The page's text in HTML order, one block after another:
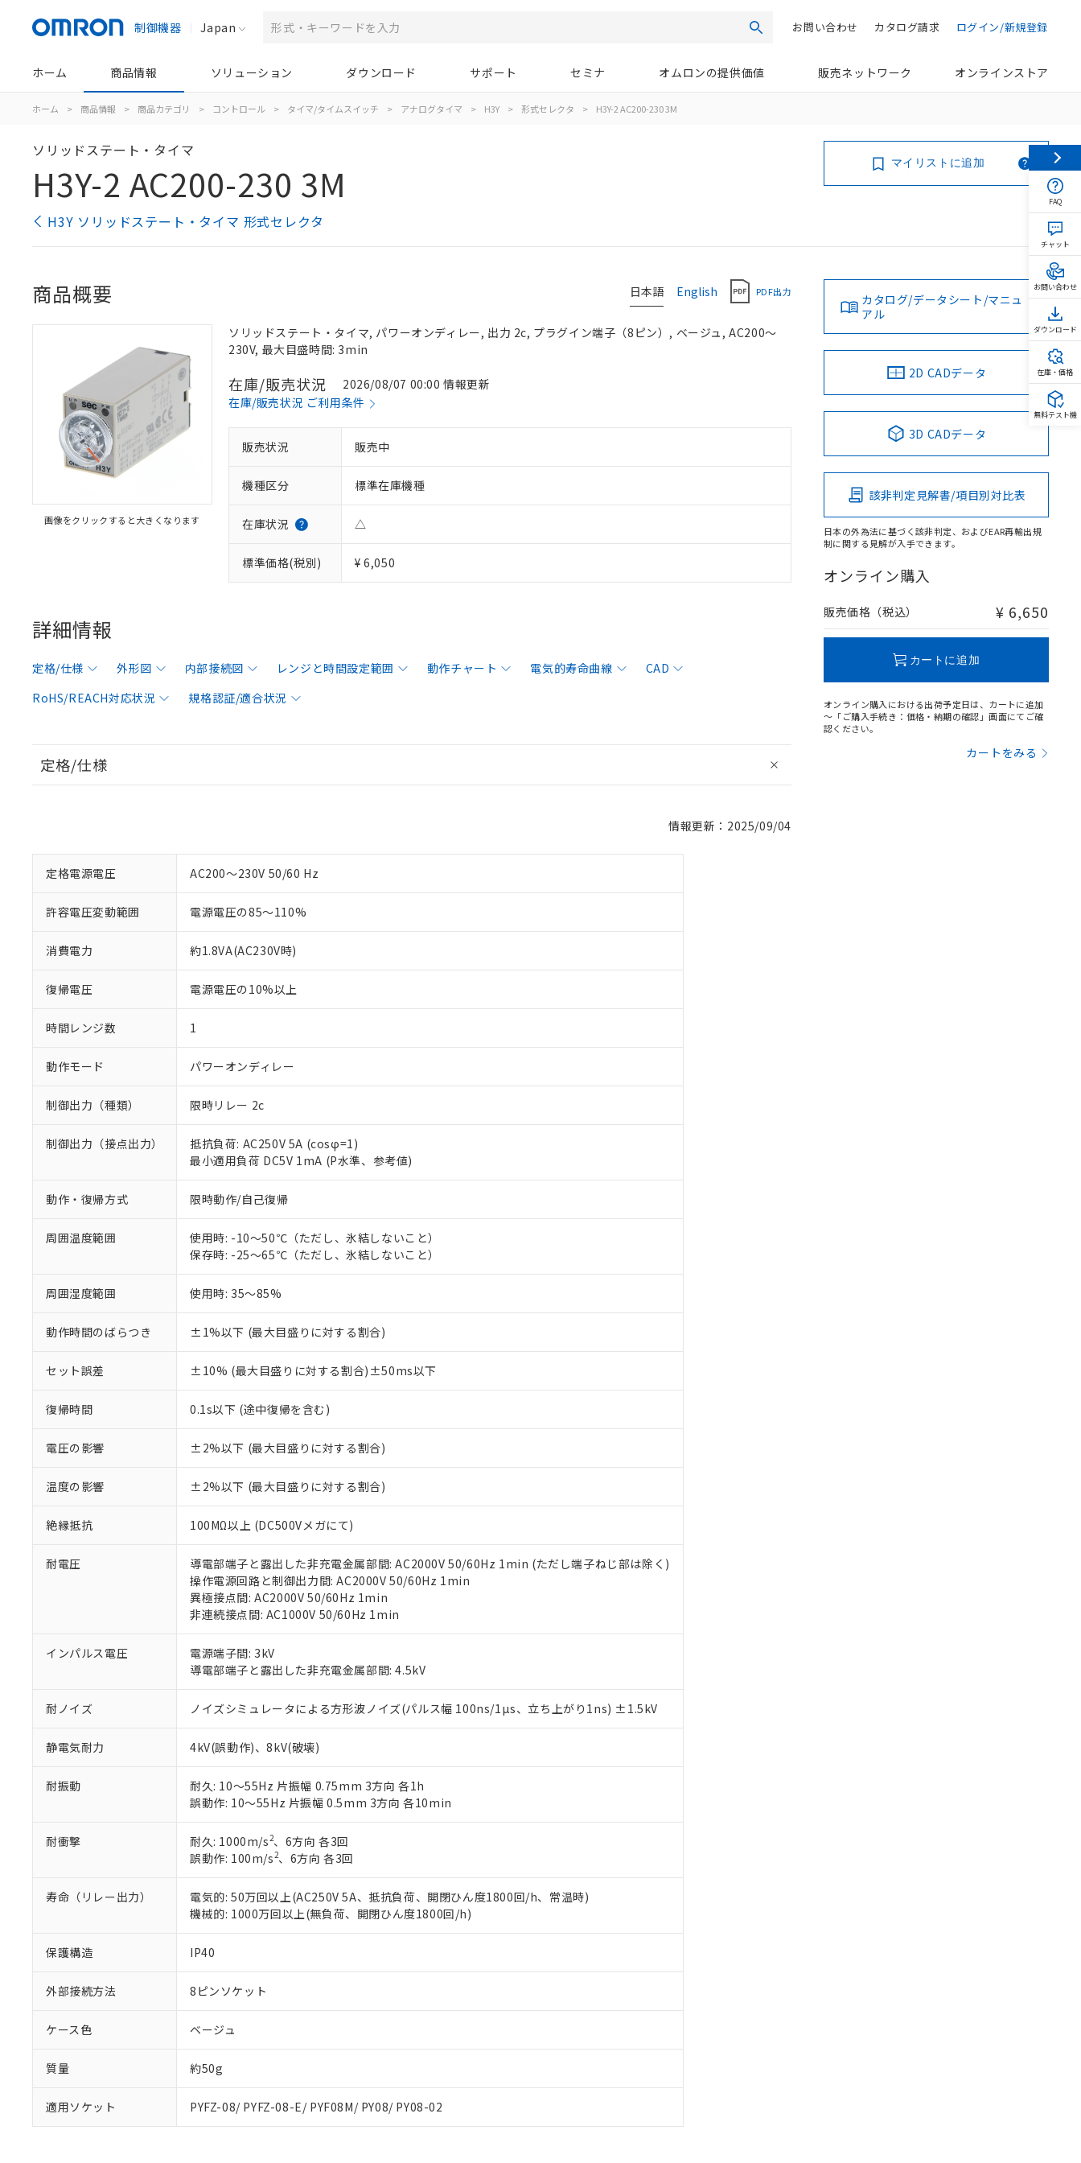
制御機器 Japan 検索 ログイン/新規登録
カタログ請求
お問い合わせ
ホーム 商品情報 ソリューション ダウンロード サポート セミナ オムロンの提供価値 販売ネットワーク オンラインストア
ホーム > 商品情報 > 商品カテゴリ > コントロール > タイマ/タイムスイッチ > アナログタイマ > H3Y > 形式セレクタ > H3Y-2 AC200-230 3M
ソリッドステート・タイマ
H3Y-2 AC200-230 3M
H3Y ソリッドステート・タイマ 形式セレクタ
マイリストに追加
日本語 English PDF出力
商品概要
画像をクリックすると大きくなります
ソリッドステート・タイマ, パワーオンディレー, 出力 2c, プラグイン端子（8ピン）, ベージュ, AC200～
230V, 最大目盛時間: 3min
在庫/販売状況
2026/08/07 00:00 情報更新
在庫/販売状況 ご利用条件
販売状況 販売中
機種区分 標準在庫機種
在庫状況 △
標準価格(税別) ¥ 6,050
詳細情報
定格/仕様 外形図 内部接続図 レンジと時間設定範囲 動作チャート 電気的寿命曲線
CAD
RoHS/REACH対応状況
規格認証/適合状況
定格/仕様
情報更新：2025/09/04
定格電源電圧 AC200～230V 50/60 Hz
許容電圧変動範囲 電源電圧の85～110%
消費電力 約1.8VA(AC230V時)
復帰電圧 電源電圧の10%以上
時間レンジ数 1
動作モード パワーオンディレー
制御出力（種類） 限時リレー 2c
制御出力（接点出力）
抵抗負荷: AC250V 5A (cosφ=1)
最小適用負荷 DC5V 1mA (P水準、参考値)
動作・復帰方式 限時動作/自己復帰
周囲温度範囲
使用時: -10～50℃（ただし、氷結しないこと）
保存時: -25～65℃（ただし、氷結しないこと）
周囲湿度範囲 使用時: 35～85%
動作時間のばらつき ±1%以下 (最大目盛りに対する割合)
セット誤差 ±10% (最大目盛りに対する割合)±50ms以下
復帰時間 0.1s以下 (途中復帰を含む)
電圧の影響 ±2%以下 (最大目盛りに対する割合)
温度の影響 ±2%以下 (最大目盛りに対する割合)
絶縁抵抗 100MΩ以上 (DC500Vメガにて)
耐電圧
導電部端子と露出した非充電金属部間: AC2000V 50/60Hz 1min (ただし端子ねじ部は除く)
操作電源回路と制御出力間: AC2000V 50/60Hz 1min
異極接点間: AC2000V 50/60Hz 1min
非連続接点間: AC1000V 50/60Hz 1min
インパルス電圧
電源端子間: 3kV
導電部端子と露出した非充電金属部間: 4.5kV
耐ノイズ ノイズシミュレータによる方形波ノイズ(パルス幅 100ns/1µs、立ち上がり1ns) ±1.5kV
静電気耐力 4kV(誤動作)、8kV(破壊)
耐振動
耐久: 10～55Hz 片振幅 0.75mm 3方向 各1h
誤動作: 10～55Hz 片振幅 0.5mm 3方向 各10min
耐衝撃 耐久: 1000m/s2、6方向 各3回
誤動作: 100m/s2、6方向 各3回
寿命（リレー出力）
電気的: 50万回以上(AC250V 5A、抵抗負荷、開閉ひん度1800回/h、常温時)
機械的: 1000万回以上(無負荷、開閉ひん度1800回/h)
保護構造 IP40
外部接続方法 8ピンソケット
ケース色 ベージュ
質量 約50g
適用ソケット PYFZ-08/ PYFZ-08-E/ PYF08M/ PY08/ PY08-02
カタログ/データシート/マニュ
アル
2D CADデータ
3D CADデータ
該非判定見解書/項目別対比表
日本の外為法に基づく該非判定、およびEAR再輸出規
制に関する見解が入手できます。
オンライン購入
販売価格（税込） ¥ 6,650
カートに追加
オンライン購入における出荷予定日は、カートに追加
～「ご購入手続き：価格・納期の確認」画面にてご確
認ください。
カートをみる
ご利用条件
以下の条件をお読みいただき、同意のうえご利用ください。
本サービスは、当社制御機器事業取扱商品の当社在庫状況および標準価格(税抜)を提供させていただ
くものです。
当社制御機器事業取扱商品の中には、本サービスの対象外となる商品もあることをご了承ください。
在庫状況および標準価格照会結果は、記載している更新日時点での社内データに基づき作成されるも
のであり、閲覧された時点での実際の在庫および標準価格とは異なる場合があることをご了承くださ
い。
正式な納期状況および標準価格はお客様のお取引先、またはお客様担当のオムロン制御機器販売店・
当社販売員にご相談ください。
オムロン制御機器販売店や当社販売拠点は「
在庫状況および標準価格結果を当社の事前の承諾なく第三者に漏洩または開示しないようお願いしま
マイパーツ機能（部品リスト作成サービス）をご利用いただくには、I-Webメンバーズにご登録され
ている必要があります。
が、当社の製品・サービスに関するお客様との取引・商談に必要な範囲で利用することをご了承くだ
さい。
※当社の共同利用者とは、
いる法人を指します。
※1 対応状況
対応済み：EU RoHS指令（10物質）の非含有に対応した製品が提供可能な商品です。
対応予定なし：EU RoHS指令（10物質）の非含有に非対応の商品で、対応品を出す予定はありません。
調査・確認中：EU RoHS指令（10物質）の非含有の対応状況を調査中または確認中の商品です。
非該当品：ライセンス料など無形物で、有害物質有無と関係のない商品です。
仕入先様の事情により、非含有部品としていたものが、含有品と判明した場合などやむを得ず変更すること
があります。
鉛(Pb) 1000ppm以下、 水銀(Hg) 1000ppm以下、 カドミウム(Cd) 100ppm以下、
ル（DBP） 1000ppm以下、フタル酸ジイソブチル (DIBP) 1000ppm以下
※2 対応予定月
部品在庫の切り替え状況などにより、予定月が前後することがあります。
※3 非含有証明書ダウンロード
下記の非含有証明書をダウンロードすることができます。
EU RoHS指令（10物質）の非含有証明書
51物質の非含有証明書（当社基準）
※本証明書は発行日時点で非含有を証明するもので、過去に遡って非含有を証明するものではありません。
また、RoHS指令のフタル酸エステル類４物質の対応では、対応完了までの期間は出荷製品に未対応品が
混在することから備考欄に対応日を記載しておりました。
既に当社にて対応品への在庫切替を完了していることから、特段のことがない限り、2022年1月12日よ
り割愛しております。
※1 中国RoHS○×表
「○」：最大均質材料含有率が中国RoHSの基準値以下であることを示します。
「×」：最大均質材料含有率が中国RoHSの基準値を超えていることを示します。
「－」：未確認です。当社販売部門へお問い合わせください。
*中国RoHS10物質の基準値 (GB/T26572)：
Pb(鉛) :1000ppm、 Hg(水銀) : 1000ppm、 Cd(カドミウム) : 100ppm、
Cr(Ⅵ)(六価クロム) : 1000ppm、 PBBs(ポリ臭化ビフェニル類) : 1000ppm、 PBDEs(ポリ臭化ジフェニルエーテル類) : 1000ppm、
DBP(フタル酸ジブチル) : 1000ppm、 DIBP(フタル酸ジイソブチル) : 1000ppm、 BBP(フタル酸ブチルベンジル) : 1000ppm、
DEHP(フタル酸ビス(2-エチルヘキシル)) : 1000ppm
※2 環境保護使用期限
「ｅ」：有害物質（10物質）のすべてが基準値以下であることを示します。
「10」：通常の使用状況下において有害物質が外部に漏えいし、環境に深刻な影響を及ぼさない年数を意
味します。
「－」：未確認です。当社販売部門へお問い合わせください。
当社は、これら貴社製品のうち、外国為替および外国貿易法に定める商品（以下｢規制貨物等」とい
う）を輸出または国外への提供する場合は、日本国政府の輸出許可(または役務取引許可)を取得する
当社は規制貨物を破棄する場合は、完全に破砕するなど、違法に輸出されないよう必要な手段を講じ
ます。
当社は貴社製品を、核兵器、ミサイル、化学兵器、生物兵器またはその他武器並びにこれらの製造装
置等に一切使用いたしません。
当社は、貴社製品を第三者に販売する場合は、上記1、2および3の内容を当該第三者に通知します。
また当社は、販売先および販売に係わる関係者が違法に輸出するおそれがある場合は、取り引きをい
たしません。
合意する
記
号
説明
○ 一定数以上の在庫あり
△ 一定数には満たないが在庫あり
－
在庫なし(最新の在庫状況については、お客様のお取引先、またはお客様担当のオムロン制御
空
白
受注生産機種、また在庫状況の情報を公開していない機種
FAQ
チャット
お問い合わせ
ダウンロード
在庫・価格
無料テスト機